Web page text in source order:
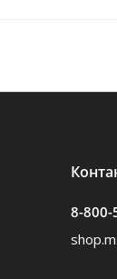
8-800-